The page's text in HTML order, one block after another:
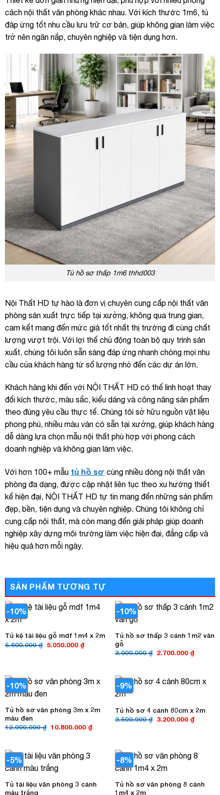
cách nội thất văn phòng khác nhau. Với kích thước 1m6, tủ
đáp ứng tốt nhu cầu lưu trữ cơ bản, giúp không gian làm việc
trở nên ngăn nắp, chuyên nghiệp và tiện dụng hơn.
Tủ hồ sơ thấp 1m6 thhd003
Nội Thất HD tự hào là đơn vị chuyên cung cấp nội thất văn
phòng sản xuất trực tiếp tại xưởng, không qua trung gian,
cam kết mang đến mức giá tốt nhất thị trường đi cùng chất
lượng vượt trội. Với lợi thế chủ động toàn bộ quy trình sản
xuất, chúng tôi luôn sẵn sàng đáp ứng nhanh chóng mọi nhu
cầu của khách hàng từ số lượng nhỏ đến các dự án lớn.
Khách hàng khi đến với NỘI THẤT HD có thể linh hoạt thay
đổi kích thước, màu sắc, kiểu dáng và công năng sản phẩm
theo đúng yêu cầu thực tế. Chúng tôi sở hữu nguồn vật liệu
phong phú, nhiều màu ván có sẵn tại xưởng, giúp khách hàng
dễ dàng lựa chọn mẫu nội thất phù hợp với phong cách
doanh nghiệp và không gian làm việc.
Với hơn 100+ mẫu tủ hồ sơ cùng nhiều dòng nội thất văn
phòng đa dạng, được cập nhật liên tục theo xu hướng thiết
kế hiện đại, NỘI THẤT HD tự tin mang đến những sản phẩm
đẹp, bền, tiện dụng và chuyên nghiệp. Chúng tôi không chỉ
cung cấp nội thất, mà còn mang đến giải pháp giúp doanh
nghiệp xây dựng môi trường làm việc hiện đại, đẳng cấp và
hiệu quả hơn mỗi ngày.
SẢN PHẨM TƯƠNG TỰ
-10%
Tủ kệ tài liệu gỗ mdf 1m4 x 2m
5.600.000₫ Giá
5.050.000 ₫Giá
hiện
-10%
Tủ hồ sơ thấp 3 cánh 1m2 vân
gỗ
3.000.000₫ Giá
2.700.000 ₫Giá
hiện
-10%
Tủ hồ sơ văn phòng 3m x 2m
màu đen
12.000.000₫ Giá
10.800.000 ₫Giá
hiện
10.800.000 ₫.
-9%
Tủ hồ sơ 4 cánh 80cm x 2m
3.500.000₫ Giá
3.200.000 ₫Giá
hiện
-5%
Tủ tài liệu văn phòng 3 cánh
màu trắng
-8%
Tủ hồ sơ văn phòng 8 cánh
1m4 x 2m